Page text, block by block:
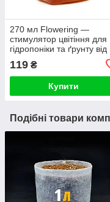
270 мл Flowering —
стимулятор цвітіння для
гідропоніки та ґрунту від
119 ₴
Купити
Подібні товари